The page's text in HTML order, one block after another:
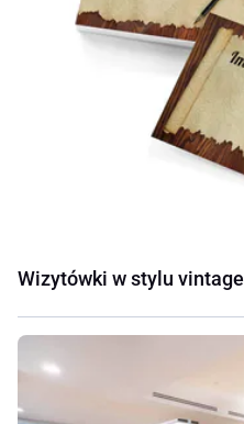
Wizytówki w stylu vintage